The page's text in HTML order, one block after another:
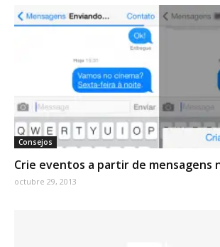
Consejos
Crie eventos a partir de mensagens
octubre 29, 2013